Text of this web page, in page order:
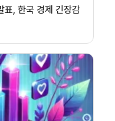
, 한국 경제 긴장감